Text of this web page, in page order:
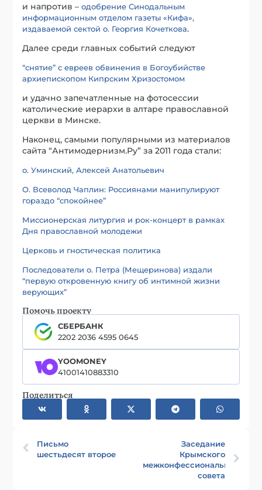
и напротив –одобрение Синодальным
информационным отделом газеты «Кифа»,
издаваемой сектой о. Георгия Кочеткова.
Далее среди главных событий следуют
“снятие” с евреев обвинения в Богоубийстве
архиепископом Кипрским Хризостомом
и удачно запечатленные на фотосессии
католические иерархи в алтаре православной
церкви в Минске.
Наконец, самыми популярными из материалов
сайта “Антимодернизм.Ру” за 2011 года стали:
о. Уминский, Алексей Анатольевич
О. Всеволод Чаплин: Россиянами манипулируют
гораздо “спокойнее”
Миссионерская литургия и рок-концерт в рамках
Дня православной молодежи
Церковь и гностическая политика
Последователи о. Петра (Мещеринова) издали
“первую откровенную книгу об интимной жизни
верующих”
Помочь проекту
СБЕРБАНК
2202 2036 4595 0645
YOOMONEY
41001410883310
Поделиться
Письмо
шестьдесят второе
Заседание
Крымского
межконфессионального
совета